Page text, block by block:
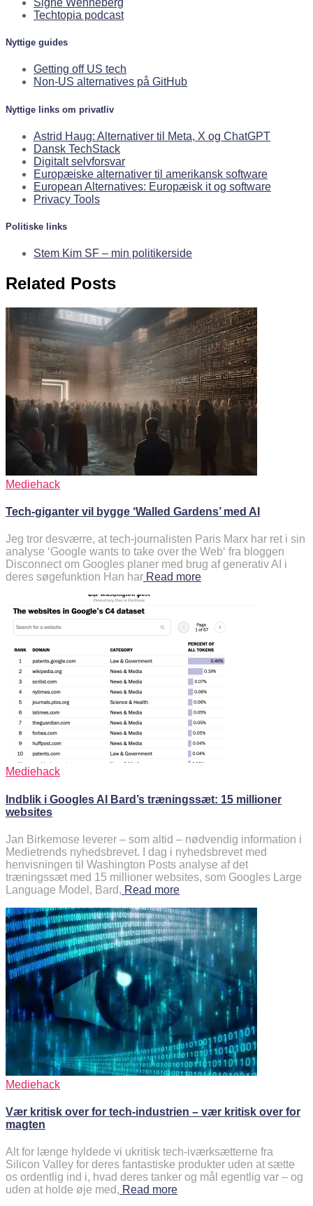
Signe Wenneberg
Techtopia podcast
Nyttige guides
Getting off US tech
Non-US alternatives på GitHub
Nyttige links om privatliv
Astrid Haug: Alternativer til Meta, X og ChatGPT
Dansk TechStack
Digitalt selvforsvar
Europæiske alternativer til amerikansk software
European Alternatives: Europæisk it og software
Privacy Tools
Politiske links
Stem Kim SF – min politikerside
Related Posts
Mediehack
Tech-giganter vil bygge ‘Walled Gardens’ med AI
Jeg tror desværre, at tech-journalisten Paris Marx har ret i sin
analyse ‘Google wants to take over the Web‘ fra bloggen
Disconnect om Googles planer med brug af generativ AI i
deres søgefunktion Han har Read more
Mediehack
Indblik i Googles AI Bard’s træningssæt: 15 millioner
websites
Jan Birkemose leverer – som altid – nødvendig information i
Medietrends nyhedsbrevet. I dag i nyhedsbrevet med
henvisningen til Washington Posts analyse af det
træningssæt med 15 millioner websites, som Googles Large
Language Model, Bard, Read more
Mediehack
Vær kritisk over for tech-industrien – vær kritisk over for
magten
Alt for længe hyldede vi ukritisk tech-iværksætterne fra
Silicon Valley for deres fantastiske produkter uden at sætte
os ordentlig ind i, hvad deres tanker og mål egentlig var – og
uden at holde øje med, Read more